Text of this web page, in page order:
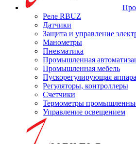
Реле RBUZ
Датчики
Защита и управление
Манометры
Пневматика
Промышленная
Промышленная мебель
Пускорегулирующая
Регуляторы, контроллеры
Счетчики
Термометры
Управление освещением